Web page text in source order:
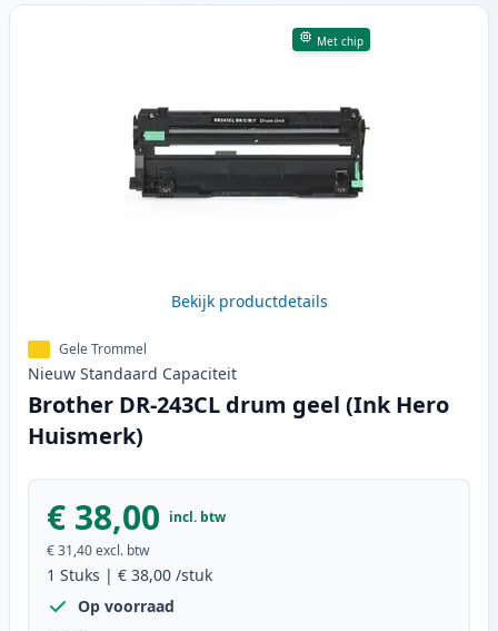
Met chip
Bekijk productdetails
Gele Trommel
Nieuw Standaard Capaciteit
Brother DR-243CL drum geel (Ink Hero
Huismerk)
€ 38,00 incl. btw
€ 31,40excl. btw
1 Stuks | € 38,00 /stuk
Op voorraad